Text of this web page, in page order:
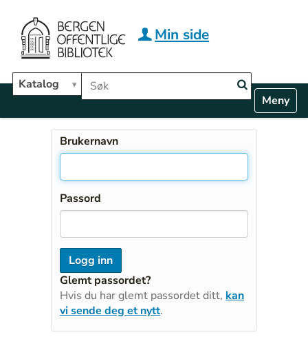
Hopp til hovedinnhold
Søk i biblioteket
Katalog
Min side
v
Toggle
Brukernavn
Passord
Glemt passordet?
Hvis du har glemt passordet ditt, kan
vi sende deg et nytt.